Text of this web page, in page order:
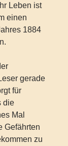
Leben ist
einen
1884
gerade
für
die
Mal
Gefährten
zu